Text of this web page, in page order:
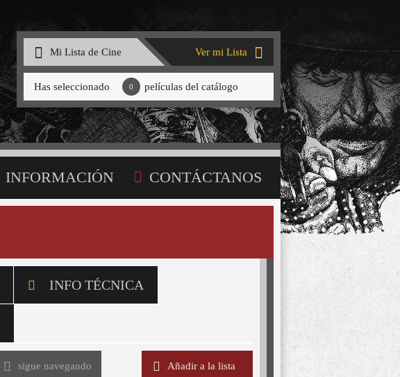
Mi Lista de Cine Ver mi Lista
Has seleccionado 0 películas del catálogo
INFORMACIÓN CONTÁCTANOS
INFO TÉCNICA
sigue navegando Añadir a la lista